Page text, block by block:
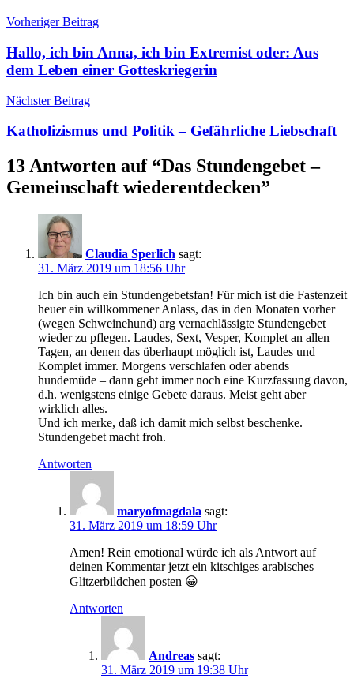
Vorheriger Beitrag
Hallo, ich bin Anna, ich bin Extremist oder: Aus
dem Leben einer Gotteskriegerin
Nächster Beitrag
Katholizismus und Politik – Gefährliche Liebschaft
13 Antworten auf “Das Stundengebet –
Gemeinschaft wiederentdecken”
Claudia Sperlich sagt:
31. März 2019 um 18:56 Uhr
Ich bin auch ein Stundengebetsfan! Für mich ist die Fastenzeit
heuer ein willkommener Anlass, das in den Monaten vorher
(wegen Schweinehund) arg vernachlässigte Stundengebet
wieder zu pflegen. Laudes, Sext, Vesper, Komplet an allen
Tagen, an denen das überhaupt möglich ist, Laudes und
Komplet immer. Morgens verschlafen oder abends
hundemüde – dann geht immer noch eine Kurzfassung davon,
d.h. wenigstens einige Gebete daraus. Meist geht aber
wirklich alles.
Und ich merke, daß ich damit mich selbst beschenke.
Stundengebet macht froh.
Antworten
maryofmagdala sagt:
31. März 2019 um 18:59 Uhr
Amen! Rein emotional würde ich als Antwort auf
deinen Kommentar jetzt ein kitschiges arabisches
Glitzerbildchen posten 😀
Antworten
Andreas sagt:
31. März 2019 um 19:38 Uhr